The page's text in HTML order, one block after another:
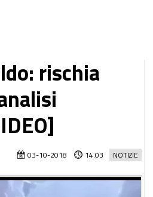
rischia
NOTIZIE
03-10-2018 14:03